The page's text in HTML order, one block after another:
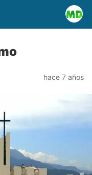
hace 7 años